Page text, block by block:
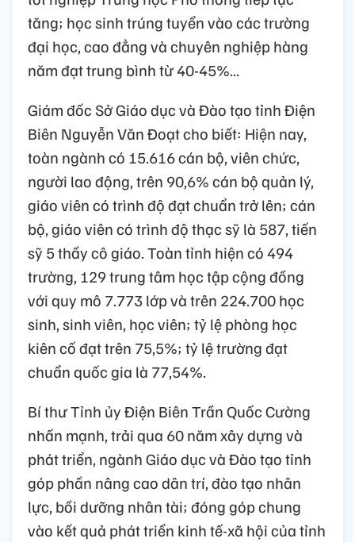
tăng; học sinh trúng tuyển vào các trường
đại học, cao đẳng và chuyên nghiệp hàng
năm đạt trung bình từ 40-45%...
Giám đốc Sở Giáo dục và Đào tạo tỉnh Điện
Biên Nguyễn Văn Đoạt cho biết: Hiện nay,
toàn ngành có 15.616 cán bộ, viên chức,
người lao động, trên 90,6% cán bộ quản lý,
giáo viên có trình độ đạt chuẩn trở lên; cán
bộ, giáo viên có trình độ thạc sỹ là 587, tiến
sỹ 5 thầy cô giáo. Toàn tỉnh hiện có 494
trường, 129 trung tâm học tập cộng đồng
với quy mô 7.773 lớp và trên 224.700 học
sinh, sinh viên, học viên; tỷ lệ phòng học
kiên cố đạt trên 75,5%; tỷ lệ trường đạt
chuẩn quốc gia là 77,54%.
Bí thư Tỉnh ủy Điện Biên Trần Quốc Cường
nhấn mạnh, trải qua 60 năm xây dựng và
phát triển, ngành Giáo dục và Đào tạo tỉnh
góp phần nâng cao dân trí, đào tạo nhân
lực, bồi dưỡng nhân tài; đóng góp chung
vào kết quả phát triển kinh tế-xã hội của tỉnh